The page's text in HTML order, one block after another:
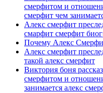
смерфитом и
смерфит чем
Алекс смерфит
смарфит смерфит
Почему Алекс
Алекс смерфит
такой алекс смерфит
Виктория боня
смерфитом и
занимается алекс